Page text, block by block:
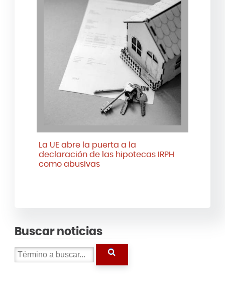
La UE abre la puerta a la
declaración de las hipotecas IRPH
como abusivas
Buscar noticias